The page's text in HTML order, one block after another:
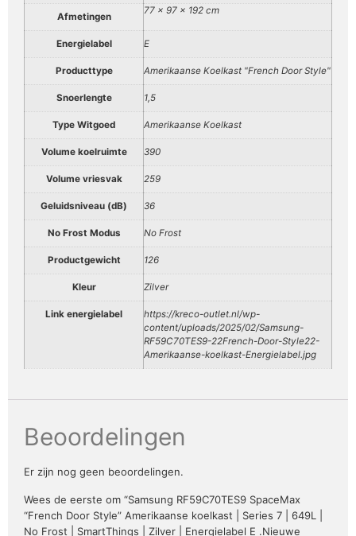
Afmetingen
77 × 97 × 192 cm
Energielabel E
Producttype Amerikaanse Koelkast "French Door Style"
Snoerlengte 1,5
Type Witgoed Amerikaanse Koelkast
Volume koelruimte 390
Volume vriesvak 259
Geluidsniveau (dB) 36
No Frost Modus No Frost
Productgewicht 126
Kleur Zilver
Link energielabel
https://kreco-outlet.nl/wp-
content/uploads/2025/02/Samsung-
RF59C70TES9-22French-Door-Style22-
Amerikaanse-koelkast-Energielabel.jpg
Beoordelingen
Er zijn nog geen beoordelingen.
Wees de eerste om “Samsung RF59C70TES9 SpaceMax
“French Door Style” Amerikaanse koelkast | Series 7 | 649L |
No Frost | SmartThings | Zilver | Energielabel E .Nieuwe